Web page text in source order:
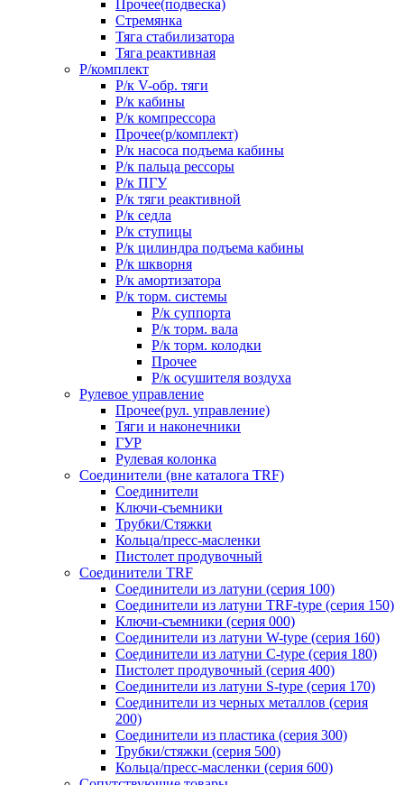
Прочее(подвеска)
Стремянка
Тяга стабилизатора
Тяга реактивная
Р/комплект
Р/к V-обр. тяги
Р/к кабины
Р/к компрессора
Прочее(р/комплект)
Р/к насоса подъема кабины
Р/к пальца рессоры
Р/к ПГУ
Р/к тяги реактивной
Р/к седла
Р/к ступицы
Р/к цилиндра подъема кабины
Р/к шкворня
Р/к амортизатора
Р/к торм. системы
Р/к суппорта
Р/к торм. вала
Р/к торм. колодки
Прочее
Р/к осушителя воздуха
Рулевое управление
Прочее(рул. управление)
Тяги и наконечники
ГУР
Рулевая колонка
Соединители (вне каталога TRF)
Соединители
Ключи-cъемники
Трубки/Стяжки
Кольца/пресс-масленки
Пистолет продувочный
Соединители TRF
Соединители из латуни (серия 100)
Соединители из латуни TRF-type (серия 150)
Ключи-съемники (серия 000)
Соединители из латуни W-type (серия 160)
Соединители из латуни С-type (серия 180)
Пистолет продувочный (серия 400)
Соединители из латуни S-type (серия 170)
Соединители из черных металлов (серия
200)
Соединители из пластика (серия 300)
Трубки/стяжки (серия 500)
Кольца/пресс-масленки (серия 600)